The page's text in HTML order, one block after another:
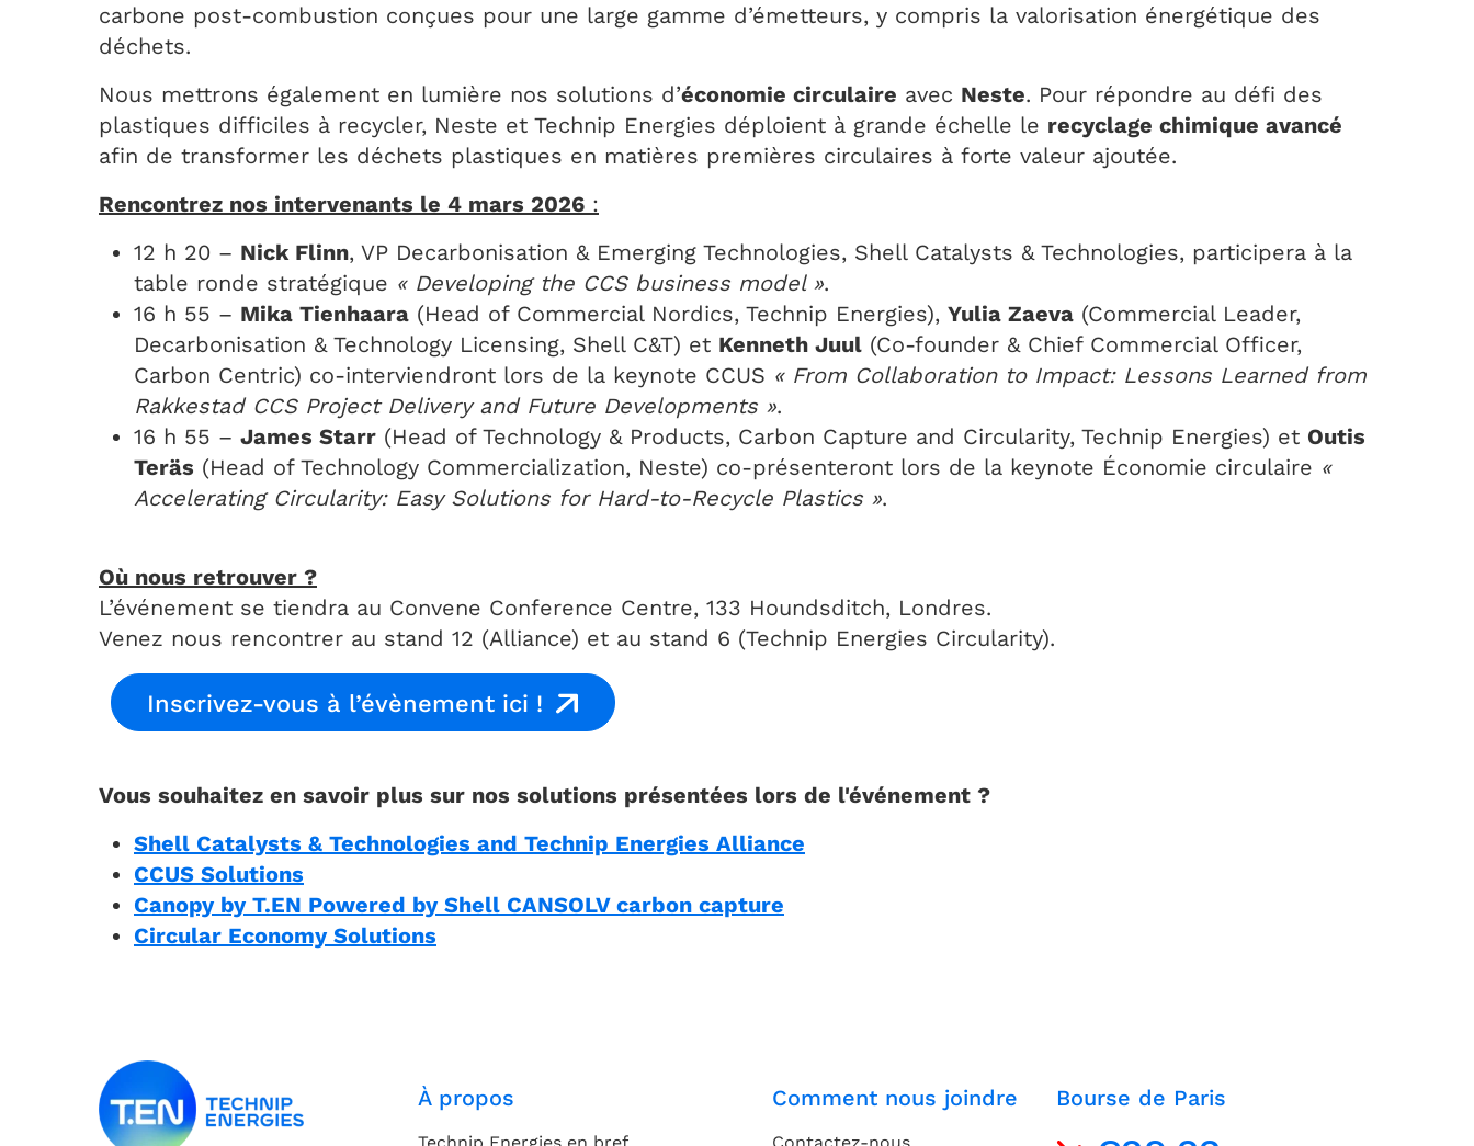
carbone post-combustion conçues pour une large gamme d’émetteurs, y compris la valorisation énergétique des
déchets.
Nous mettrons également en lumière nos solutions d’économie circulaire avec Neste. Pour répondre au défi des
plastiques difficiles à recycler, Neste et Technip Energies déploient à grande échelle le recyclage chimique avancé
afin de transformer les déchets plastiques en matières premières circulaires à forte valeur ajoutée.
Rencontrez nos intervenants le 4 mars 2026 :
12 h 20 – Nick Flinn, VP Decarbonisation & Emerging Technologies, Shell Catalysts & Technologies, participera à la
table ronde stratégique « Developing the CCS business model ».
16 h 55 – Mika Tienhaara (Head of Commercial Nordics, Technip Energies), Yulia Zaeva (Commercial Leader,
Decarbonisation & Technology Licensing, Shell C&T) et Kenneth Juul (Co-founder & Chief Commercial Officer,
Carbon Centric) co-interviendront lors de la keynote CCUS « From Collaboration to Impact: Lessons Learned from
Rakkestad CCS Project Delivery and Future Developments ».
16 h 55 – James Starr (Head of Technology & Products, Carbon Capture and Circularity, Technip Energies) et Outis
Teräs (Head of Technology Commercialization, Neste) co-présenteront lors de la keynote Économie circulaire «
Accelerating Circularity: Easy Solutions for Hard-to-Recycle Plastics ».
Où nous retrouver ?
L’événement se tiendra au Convene Conference Centre, 133 Houndsditch, Londres.
Venez nous rencontrer au stand 12 (Alliance) et au stand 6 (Technip Energies Circularity).
Inscrivez-vous à l’évènement ici !
Vous souhaitez en savoir plus sur nos solutions présentées lors de l'événement ?
Shell Catalysts & Technologies and Technip Energies Alliance
CCUS Solutions
Canopy by T.EN Powered by Shell CANSOLV carbon capture
Circular Economy Solutions
À propos Comment nous joindre Bourse de Paris